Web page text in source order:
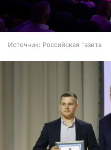
Источник: Российская газета